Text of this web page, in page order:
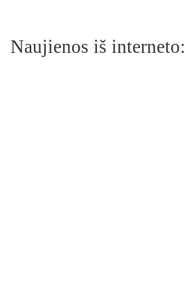
Naujienos iš interneto: